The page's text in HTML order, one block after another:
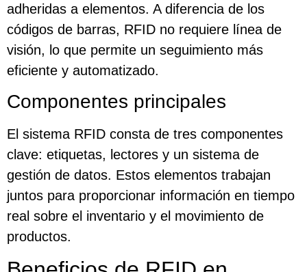
adheridas a elementos. A diferencia de los
códigos de barras, RFID no requiere línea de
visión, lo que permite un seguimiento más
eficiente y automatizado.
Componentes principales
El sistema RFID consta de tres componentes
clave: etiquetas, lectores y un sistema de
gestión de datos. Estos elementos trabajan
juntos para proporcionar información en tiempo
real sobre el inventario y el movimiento de
productos.